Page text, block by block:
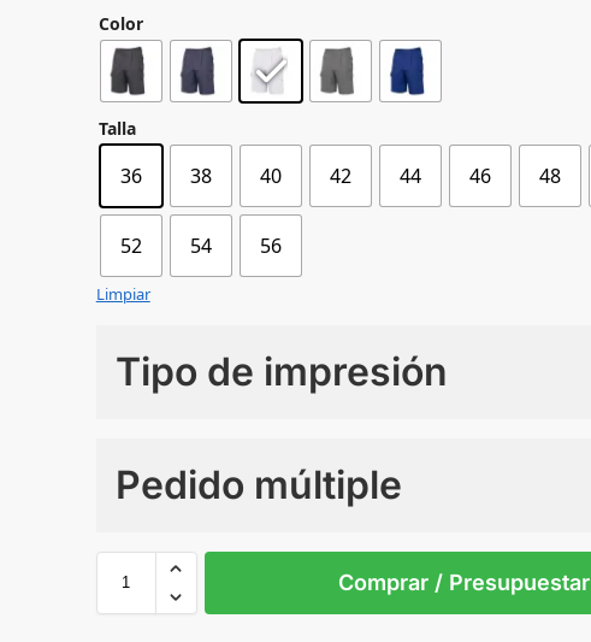
Color
Talla
36 38 40 42 44 46 48
52 54 56
Limpiar
Tipo de impresión
Pedido múltiple
WHITE
Comprar / Presupuestar